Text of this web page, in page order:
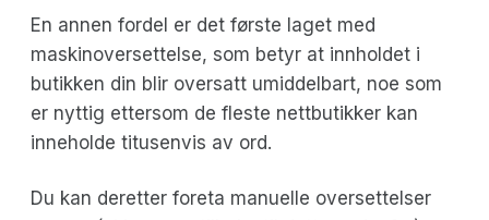
En annen fordel er det første laget med
maskinoversettelse, som betyr at innholdet i
butikken din blir oversatt umiddelbart, noe som
er nyttig ettersom de fleste nettbutikker kan
inneholde titusenvis av ord.
Du kan deretter foreta manuelle oversettelser